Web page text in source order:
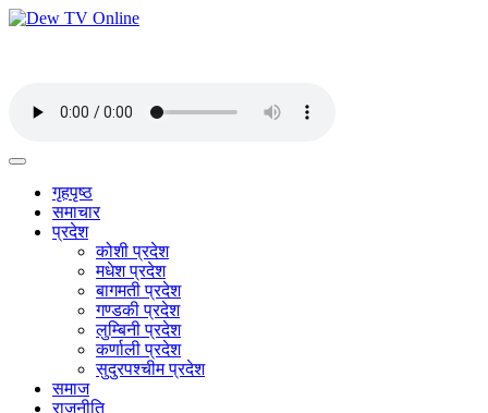
गृहपृष्ठ
समाचार
प्रदेश
कोशी प्रदेश
मधेश प्रदेश
बागमती प्रदेश
गण्डकी प्रदेश
लुम्बिनी प्रदेश
कर्णाली प्रदेश
सुदुरपश्चीम प्रदेश
समाज
राजनीति